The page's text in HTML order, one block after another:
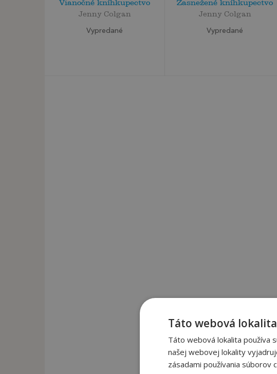
Vianočné kníhkupectvo
Jenny Colgan
Vypredané
Zasnežené kníhkupectvo
Jenny Colgan
Vypredané
Táto webová
Táto webová lokalita používa
našej webovej lokality
zásadami používania súborov